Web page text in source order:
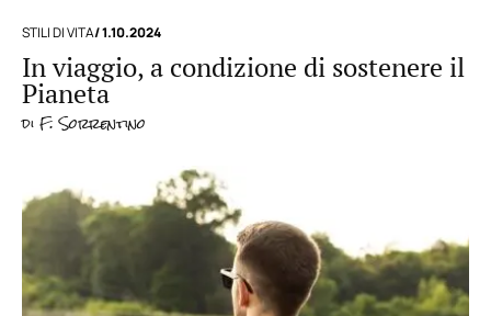
STILI DI VITA/ 1.10.2024
In viaggio, a condizione di sostenere il
Pianeta
di F. Sorrentino